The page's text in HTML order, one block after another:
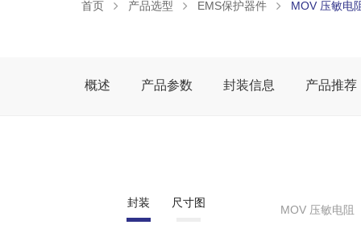
首页 产品选型 EMS保护器件 MOV 压敏电
概述 产品参数 封装信息 产品推荐
封装 尺寸图
MOV 压敏电阻